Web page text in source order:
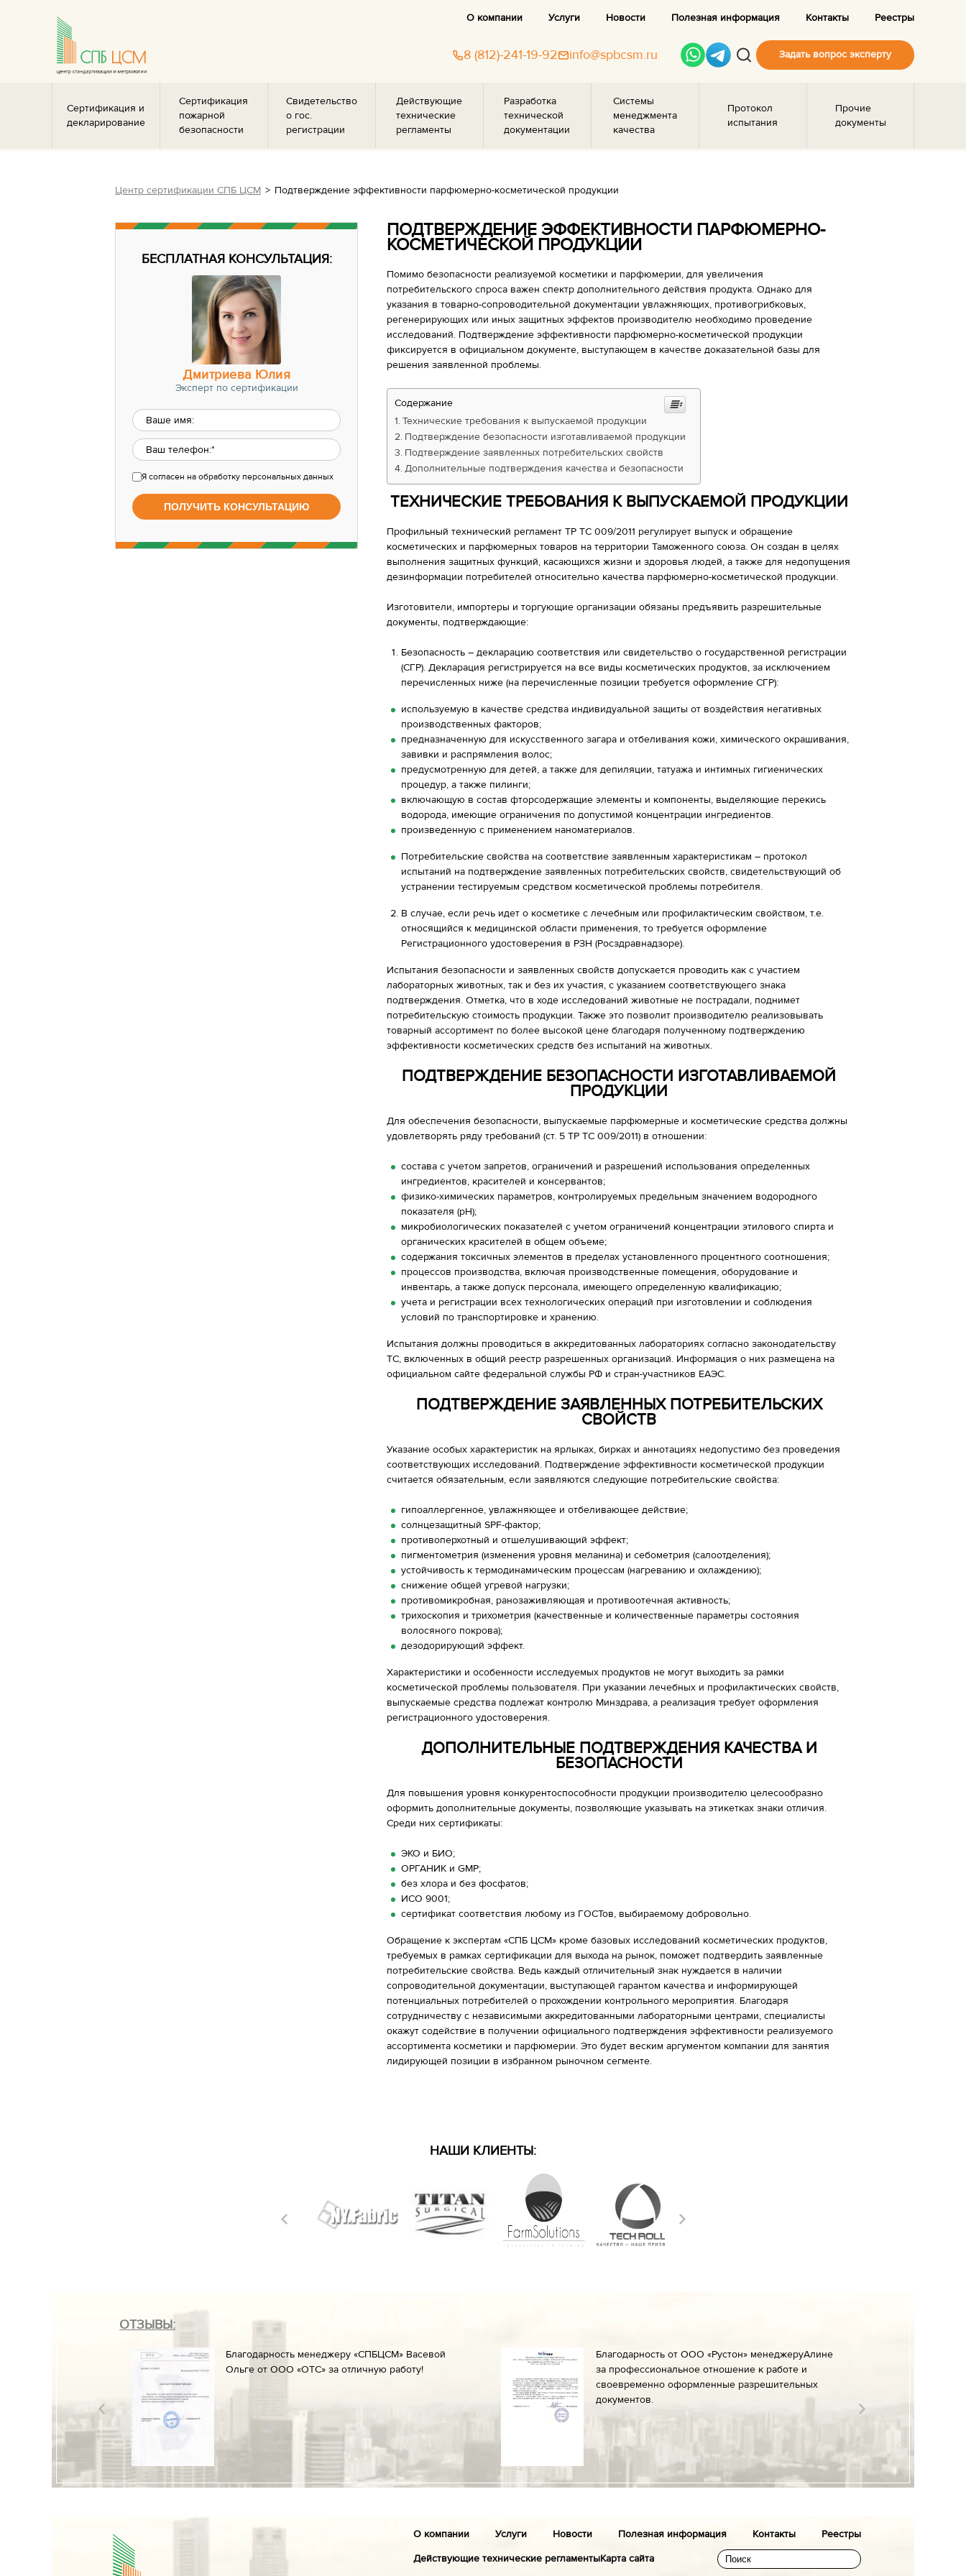
О компании Услуги Новости Полезная информация Контакты Реестры
8 (812)-241-19-92 info@spbcsm.ru Задать вопрос эксперту
Сертификация и
декларирование
Сертификация
пожарной
безопасности
Свидетельство
о гос.
регистрации
Действующие
технические
регламенты
Разработка
технической
документации
Системы
менеджмента
качества
Протокол
испытания
Прочие
документы
Центр сертификации СПБ ЦСМ Подтверждение эффективности парфюмерно-косметической продукции
БЕСПЛАТНАЯ КОНСУЛЬТАЦИЯ:
Дмитриева Юлия
Эксперт по сертификации
Я согласенна обработку персональных данных
ПОДТВЕРЖДЕНИЕ ЭФФЕКТИВНОСТИ ПАРФЮМЕРНО-
КОСМЕТИЧЕСКОЙ ПРОДУКЦИИ
Помимо безопасности реализуемой косметики и парфюмерии, для увеличения
потребительского спроса важен спектр дополнительного действия продукта. Однако для
указания в товарно-сопроводительной документации увлажняющих, противогрибковых,
регенерирующих или иных защитных эффектов производителю необходимо проведение
исследований. Подтверждение эффективности парфюмерно-косметической продукции
фиксируется в официальном документе, выступающем в качестве доказательной базы для
решения заявленной проблемы.
Содержание
Технические требования к выпускаемой продукции
Подтверждение безопасности изготавливаемой продукции
Подтверждение заявленных потребительских свойств
Дополнительные подтверждения качества и безопасности
ТЕХНИЧЕСКИЕ ТРЕБОВАНИЯ К ВЫПУСКАЕМОЙ ПРОДУКЦИИ
Профильный технический регламент ТР ТС 009/2011 регулирует выпуск и обращение
косметических и парфюмерных товаров на территории Таможенного союза. Он создан в целях
выполнения защитных функций, касающихся жизни и здоровья людей, а также для недопущения
дезинформации потребителей относительно качества парфюмерно-косметической продукции.
Изготовители, импортеры и торгующие организации обязаны предъявить разрешительные
документы, подтверждающие:
Безопасность – декларацию соответствия или свидетельство о государственной регистрации
(СГР). Декларация регистрируется на все виды косметических продуктов, за исключением
перечисленных ниже (на перечисленные позиции требуется оформление СГР):
используемую в качестве средства индивидуальной защиты от воздействия негативных
производственных факторов;
предназначенную для искусственного загара и отбеливания кожи, химического окрашивания,
завивки и распрямления волос;
предусмотренную для детей, а также для депиляции, татуажа и интимных гигиенических
процедур, а также пилинги;
включающую в состав фторсодержащие элементы и компоненты, выделяющие перекись
водорода, имеющие ограничения по допустимой концентрации ингредиентов.
произведенную с применением наноматериалов.
Потребительские свойства на соответствие заявленным характеристикам – протокол
испытаний на подтверждение заявленных потребительских свойств, свидетельствующий об
устранении тестируемым средством косметической проблемы потребителя.
В случае, если речь идет о косметике с лечебным или профилактическим свойством, т.е.
относящийся к медицинской области применения, то требуется оформление
Регистрационного удостоверения в РЗН (Росздравнадзоре).
Испытания безопасности и заявленных свойств допускается проводить как с участием
лабораторных животных, так и без их участия, с указанием соответствующего знака
подтверждения. Отметка, что в ходе исследований животные не пострадали, поднимет
потребительскую стоимость продукции. Также это позволит производителю реализовывать
товарный ассортимент по более высокой цене благодаря полученному подтверждению
эффективности косметических средств без испытаний на животных.
ПОДТВЕРЖДЕНИЕ БЕЗОПАСНОСТИ ИЗГОТАВЛИВАЕМОЙ
ПРОДУКЦИИ
Для обеспечения безопасности, выпускаемые парфюмерные и косметические средства должны
удовлетворять ряду требований (ст. 5 ТР ТС 009/2011) в отношении:
состава с учетом запретов, ограничений и разрешений использования определенных
ингредиентов, красителей и консервантов;
физико-химических параметров, контролируемых предельным значением водородного
показателя (pH);
микробиологических показателей с учетом ограничений концентрации этилового спирта и
органических красителей в общем объеме;
содержания токсичных элементов в пределах установленного процентного соотношения;
процессов производства, включая производственные помещения, оборудование и
инвентарь, а также допуск персонала, имеющего определенную квалификацию;
учета и регистрации всех технологических операций при изготовлении и соблюдения
условий по транспортировке и хранению.
Испытания должны проводиться в аккредитованных лабораториях согласно законодательству
ТС, включенных в общий реестр разрешенных организаций. Информация о них размещена на
официальном сайте федеральной службы РФ и стран-участников ЕАЭС.
ПОДТВЕРЖДЕНИЕ ЗАЯВЛЕННЫХ ПОТРЕБИТЕЛЬСКИХ
СВОЙСТВ
Указание особых характеристик на ярлыках, бирках и аннотациях недопустимо без проведения
соответствующих исследований. Подтверждение эффективности косметической продукции
считается обязательным, если заявляются следующие потребительские свойства:
гипоаллергенное, увлажняющее и отбеливающее действие;
солнцезащитный SPF-фактор;
противоперхотный и отшелушивающий эффект;
пигментометрия (изменения уровня меланина) и себометрия (салоотделения);
устойчивость к термодинамическим процессам (нагреванию и охлаждению);
снижение общей угревой нагрузки;
противомикробная, ранозаживляющая и противоотечная активность;
трихоскопия и трихометрия (качественные и количественные параметры состояния
волосяного покрова);
дезодорирующий эффект.
Характеристики и особенности исследуемых продуктов не могут выходить за рамки
косметической проблемы пользователя. При указании лечебных и профилактических свойств,
выпускаемые средства подлежат контролю Минздрава, а реализация требует оформления
регистрационного удостоверения.
ДОПОЛНИТЕЛЬНЫЕ ПОДТВЕРЖДЕНИЯ КАЧЕСТВА И
БЕЗОПАСНОСТИ
Для повышения уровня конкурентоспособности продукции производителю целесообразно
оформить дополнительные документы, позволяющие указывать на этикетках знаки отличия.
Среди них сертификаты:
ЭКО и БИО;
ОРГАНИК и GMP;
без хлора и без фосфатов;
ИСО 9001;
сертификат соответствия любому из ГОСТов, выбираемому добровольно.
Обращение к экспертам «СПБ ЦСМ» кроме базовых исследований косметических продуктов,
требуемых в рамках сертификации для выхода на рынок, поможет подтвердить заявленные
потребительские свойства. Ведь каждый отличительный знак нуждается в наличии
сопроводительной документации, выступающей гарантом качества и информирующей
потенциальных потребителей о прохождении контрольного мероприятия. Благодаря
сотрудничеству с независимыми аккредитованными лабораторными центрами, специалисты
окажут содействие в получении официального подтверждения эффективности реализуемого
ассортимента косметики и парфюмерии. Это будет веским аргументом компании для занятия
лидирующей позиции в избранном рыночном сегменте.
НАШИ КЛИЕНТЫ:
ОТЗЫВЫ:
Благодарность менеджеру «СПБЦСМ» Васевой
Ольге от ООО «ОТС» за отличную работу!
Благодарность от ООО «Рустон» менеджеруАлине
за профессиональное отношение к работе и
своевременно оформленные разрешительных
документов.
О компании Услуги Новости Полезная информация Контакты
Реестры
Действующие технические регламентыКарта сайта